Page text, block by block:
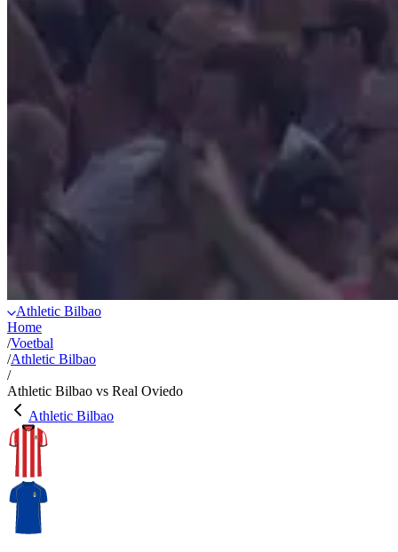
Athletic Bilbao
Home
/Voetbal
/Athletic Bilbao
/
Athletic Bilbao vs Real Oviedo
Athletic Bilbao